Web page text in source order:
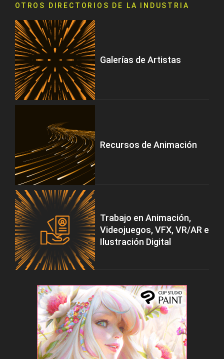
OTROS DIRECTORIOS DE LA INDUSTRIA
Galerías de Artistas
Recursos de Animación
Trabajo en Animación,
Videojuegos, VFX, VR/AR e
Ilustración Digital